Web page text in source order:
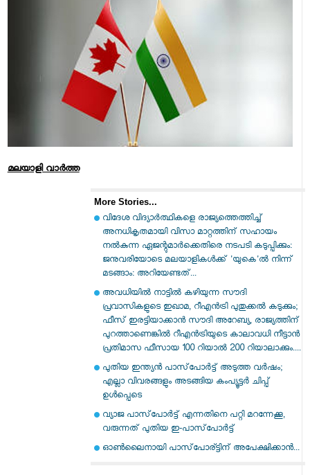
മലയാളി വാര്‍ത്ത
More Stories...
വിദേശ വിദ്യാർത്ഥികളെ രാജ്യത്തെത്തിച്ച്
അനധികൃതമായി വിസാ മാറ്റത്തിന് സഹായം
നൽകുന്ന ഏജന്റുമാർക്കെതിരെ നടപടി കടുപ്പിക്കും:
ജനുവരിയോടെ മലയാളികൾക്ക് 'യുകെ'ൽ നിന്ന്
മടങ്ങാം: അറിയേണ്ടത്...
അവധിയിൽ നാട്ടിൽ കഴിയുന്ന സൗദി
പ്രവാസികളുടെ ഇഖാമ, റീഎൻട്രി പുതുക്കൽ കടുക്കും;
ഫീസ് ഇരട്ടിയാക്കാൻ സൗദി അറേബ്യ, രാജ്യത്തിന്
പുറത്താണെങ്കിൽ റീഎൻട്രിയുടെ കാലാവധി നീട്ടാൻ
പ്രതിമാസ ഫീസായ 100 റിയാൽ 200 റിയാലാക്കും....
പുതിയ ഇന്ത്യന്‍ പാസ്‌പോര്‍ട്ട് അടുത്ത വര്‍ഷം;
എല്ലാ വിവരങ്ങളും അടങ്ങിയ കംപ്യൂട്ടര്‍ ചിപ്പ്
ഉള്‍പ്പെടെ
വ്യാജ പാസ്‌പോര്‍ട്ട് എന്നതിനെ പറ്റി മറന്നേക്കൂ,
വരുന്നത് പുതിയ ഇ-പാസ്‌പോര്‍ട്ട്
ഓണ്‍ലൈനായി പാസ്‌പോര്ട്ടിന് അപേക്ഷിക്കാന്‍...